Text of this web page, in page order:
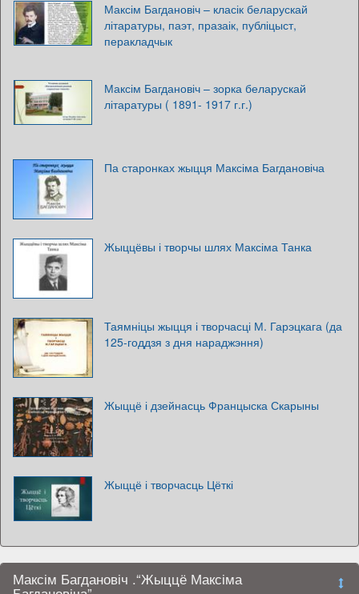
Максім Багдановіч – класік беларускай
літаратуры, паэт, празаік, публіцыст,
перакладчык
Максім Багдановіч – зорка беларускай
літаратуры ( 1891- 1917 г.г.)
Па старонках жыцця Максіма Багдановіча
Жыццёвы і творчы шлях Максіма Танка
Таямніцы жыцця і творчасці М. Гарэцкага (да
125-годдзя з дня нараджэння)
Жыццё і дзейнасць Францыска Скарыны
Жыццё і творчасць Цёткі
Максім Багдановіч .“Жыццё Максіма